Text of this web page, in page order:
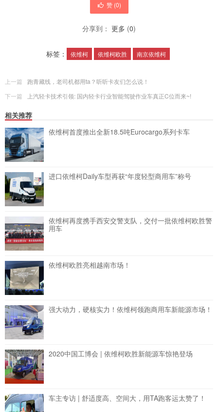
赞 (0)
分享到： 更多 (0)
标签： 依维柯 依维柯欧胜 南京依维柯
上一篇
跑青藏线，老司机都用ta？听听卡友们怎么说！
下一篇
上汽轻卡技术引领: 国内轻卡行业智能驾驶作业车真正C位而来~!
相关推荐
依维柯首度推出全新18.5吨Eurocargo系列卡车
进口依维柯Daily车型再获“年度轻型商用车”称号
依维柯再度携手西安交警支队，交付一批依维柯欧胜警
用车
依维柯欧胜亮相越南市场！
强大动力，硬核实力！依维柯领跑商用车新能源市场！
2020中国工博会 | 依维柯欧胜新能源车惊艳登场
车主专访 | 舒适度高、空间大，用TA跑客运太赞了！